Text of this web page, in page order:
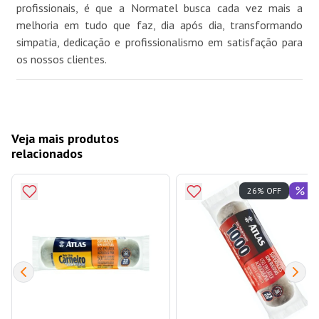
profissionais, é que a Normatel busca cada vez mais a
melhoria em tudo que faz, dia após dia, transformando
simpatia, dedicação e profissionalismo em satisfação para
os nossos clientes.
Veja mais produtos
relacionados
26% OFF